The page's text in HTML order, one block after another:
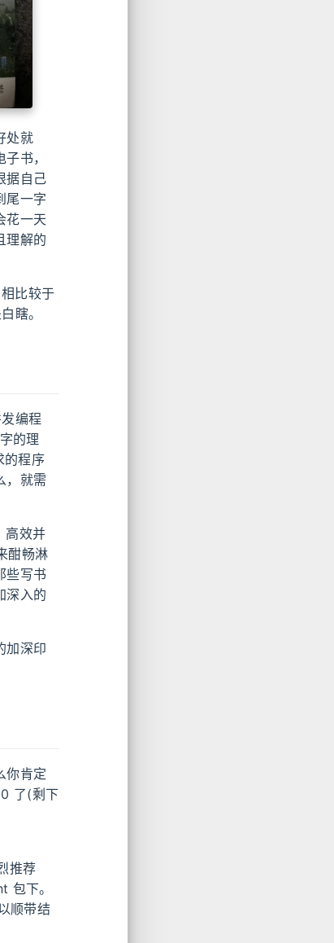
处就
书，
据自己
尾一字
花一天
理解的
比较于
瞎。
编程
的理
的程序
，就需
高效并
酣畅淋
些写书
深入的
加深印
你肯定
了(剩下
推荐
包下。
顺带结